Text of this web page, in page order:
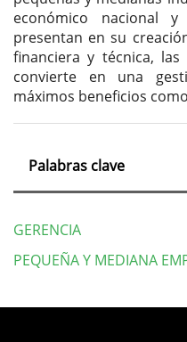
económico nacional
presentan en su
financiera y técnica,
convierte en una
máximos beneficios
Palabras clave
GERENCIA
PEQUEÑA Y MEDIANA
Detalles